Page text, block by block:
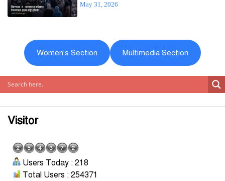
May 31, 2026
Women's Section Multimedia Section
Visitor
Users Today : 218
Total Users : 254371